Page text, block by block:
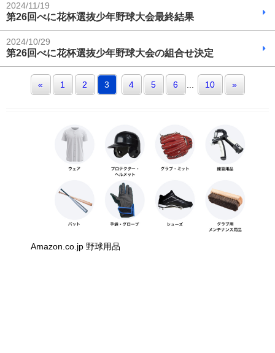
2024/11/19
第26回べに花杯選抜少年野球大会最終結果
2024/10/29
第26回べに花杯選抜少年野球大会の組合せ決定
« 1 2 3 4 5 6 ... 10 »
Amazon.co.jp 野球用品